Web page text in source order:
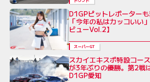
D1GPピットレポーター
「今年の私はカッコいい
ビューVol.2】
スーパーGT
スカイエキスポ特設コー
が3年ぶりの優勝。第2戦
D1GP愛知